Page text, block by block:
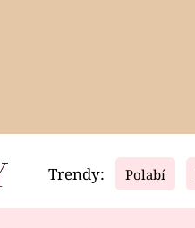
Video
Trendy: Polabí